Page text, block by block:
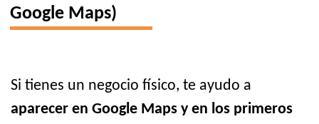
Google Maps)
Si tienes un negocio físico, te ayudo a
aparecer en Google Maps y en los primeros